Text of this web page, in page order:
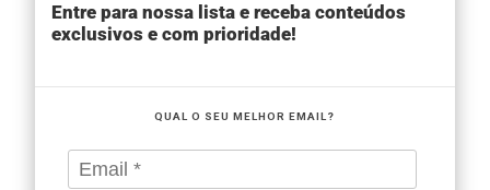
Entre para nossa lista e receba conteúdos
exclusivos e com prioridade!
QUAL O SEU MELHOR EMAIL?